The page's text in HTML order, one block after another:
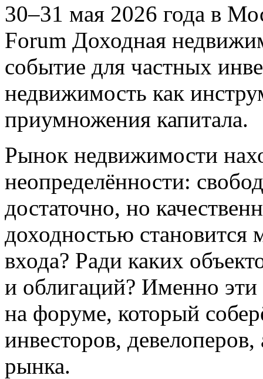
30–31 мая 2026 года в
Forum Доходная
событие для частных
недвижимость как
приумножения капитала.
Рынок недвижимости
неопределённости:
достаточно, но
доходностью становится
входа? Ради каких
и облигаций? Именно
на форуме, который
инвесторов,
рынка.